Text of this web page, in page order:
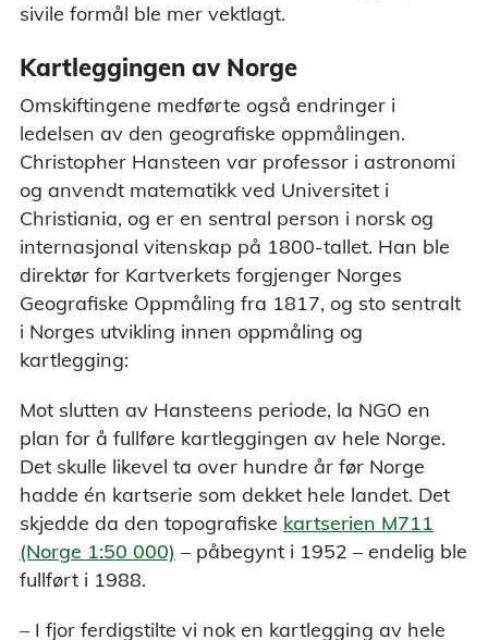
sivile formål ble mer vektlagt.
Kartleggingen av Norge
Omskiftingene medførte også endringer i
ledelsen av den geografiske oppmålingen.
Christopher Hansteen var professor i astronomi
og anvendt matematikk ved Universitet i
Christiania, og er en sentral person i norsk og
internasjonal vitenskap på 1800-tallet. Han ble
direktør for Kartverkets forgjenger Norges
Geografiske Oppmåling fra 1817, og sto sentralt
i Norges utvikling innen oppmåling og
kartlegging:
Mot slutten av Hansteens periode, la NGO en
plan for å fullføre kartleggingen av hele Norge.
Det skulle likevel ta over hundre år før Norge
hadde én kartserie som dekket hele landet. Det
skjedde da den topografiske kartserien M711
(Norge 1:50 000) – påbegynt i 1952 – endelig ble
fullført i 1988.
– I fjor ferdigstilte vi nok en kartlegging av hele